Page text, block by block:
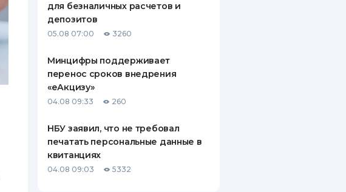
для безналичных расчетов и
депозитов
05.08 07:00 3260
Минцифры поддерживает
перенос сроков внедрения
«еАкцизу»
04.08 09:33 260
НБУ заявил, что не требовал
печатать персональные данные в
квитанциях
04.08 09:03 5332